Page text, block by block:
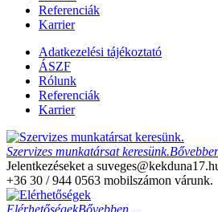
Referenciák
Karrier
Adatkezelési tájékoztató
ÁSZF
Rólunk
Referenciák
Karrier
Szervizes munkatársat keresünk.
Jelentkezéseket a
+36 30 / 944 0563 mobilszámon várunk.